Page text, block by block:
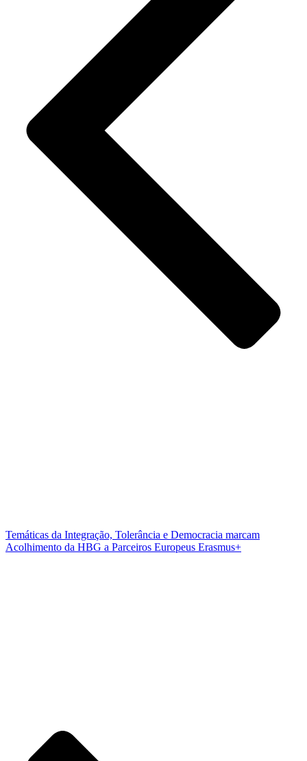
Temáticas da Integração, Tolerância e Democracia marcam
Acolhimento da HBG a Parceiros Europeus Erasmus+